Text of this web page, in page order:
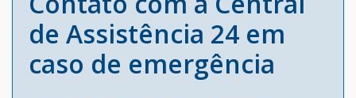
de Assistência 24 em
caso de emergência